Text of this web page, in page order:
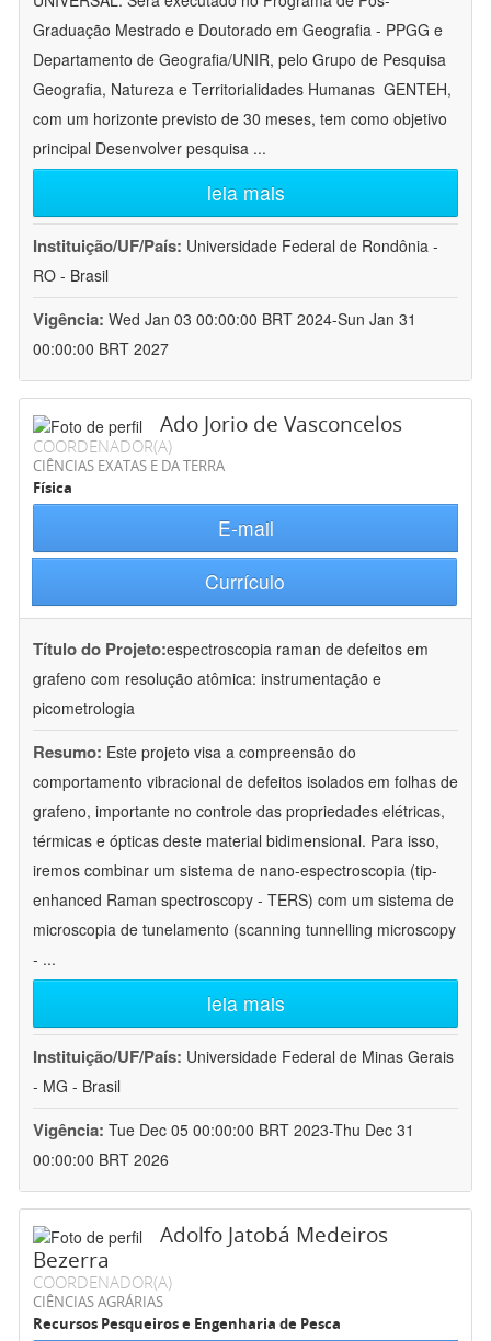
Graduação Mestrado e Doutorado em Geografia - PPGG e
Departamento de Geografia/UNIR, pelo Grupo de Pesquisa
Geografia, Natureza e Territorialidades Humanas  GENTEH,
com um horizonte previsto de 30 meses, tem como objetivo
principal Desenvolver pesquisa ...
leia mais
Instituição/UF/País: Universidade Federal de Rondônia -
RO - Brasil
Vigência: Wed Jan 03 00:00:00 BRT 2024-Sun Jan 31
00:00:00 BRT 2027
Ado Jorio de Vasconcelos
COORDENADOR(A)
CIÊNCIAS EXATAS E DA TERRA
Física
E-mail
Currículo
Título do Projeto:espectroscopia raman de defeitos em
grafeno com resolução atômica: instrumentação e
picometrologia
Resumo: Este projeto visa a compreensão do
comportamento vibracional de defeitos isolados em folhas de
grafeno, importante no controle das propriedades elétricas,
térmicas e ópticas deste material bidimensional. Para isso,
iremos combinar um sistema de nano-espectroscopia (tip-
enhanced Raman spectroscopy - TERS) com um sistema de
microscopia de tunelamento (scanning tunnelling microscopy
- ...
leia mais
Instituição/UF/País: Universidade Federal de Minas Gerais
- MG - Brasil
Vigência: Tue Dec 05 00:00:00 BRT 2023-Thu Dec 31
00:00:00 BRT 2026
Adolfo Jatobá Medeiros
Bezerra
COORDENADOR(A)
CIÊNCIAS AGRÁRIAS
Recursos Pesqueiros e Engenharia de Pesca